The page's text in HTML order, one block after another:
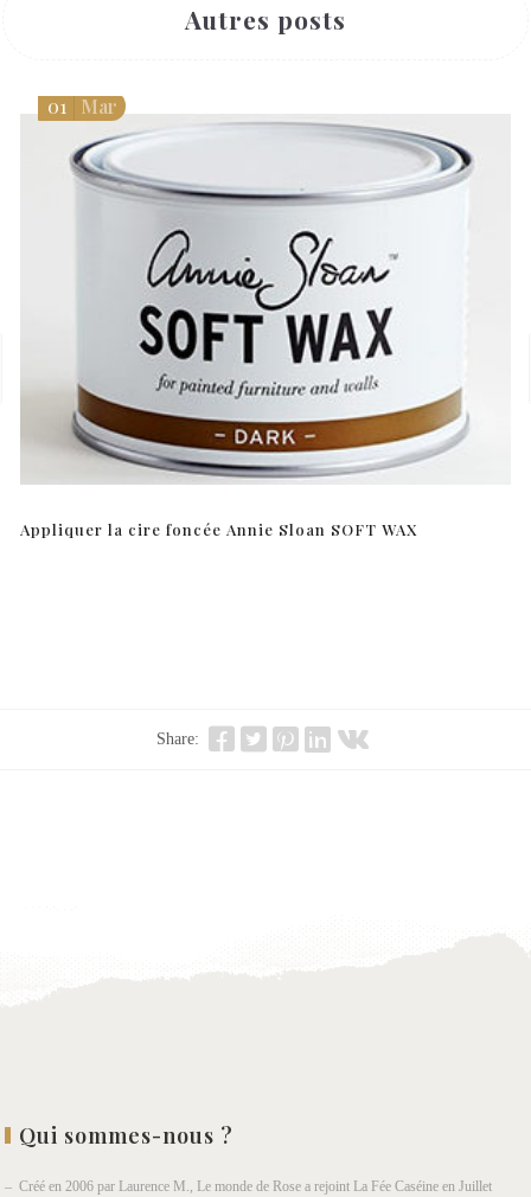
Autres posts
Appliquer la cire foncée Annie Sloan SOFT WAX
01 Mar
Share:
Qui sommes-nous ?
– Créé en 2006 par Laurence M., Le monde de Rose a rejoint La Fée Caséine en Juillet